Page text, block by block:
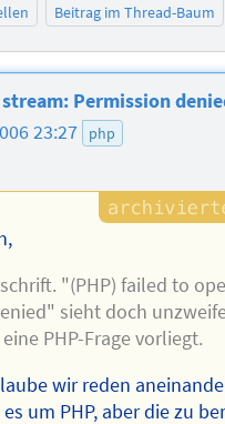
Beitrag im Thread-Baum
Permission
23:27 php
"(PHP) failed to
sieht doch
PHP-Frage vorliegt.
wir reden
um PHP, aber die zu